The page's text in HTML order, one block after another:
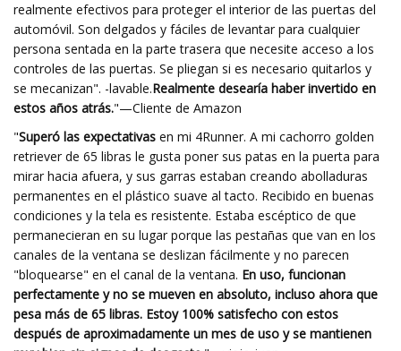
realmente efectivos para proteger el interior de las puertas del
automóvil. Son delgados y fáciles de levantar para cualquier
persona sentada en la parte trasera que necesite acceso a los
controles de las puertas. Se pliegan si es necesario quitarlos y
se mecanizan". -lavable.Realmente desearía haber invertido en
estos años atrás."—Cliente de Amazon
"Superó las expectativas en mi 4Runner. A mi cachorro golden
retriever de 65 libras le gusta poner sus patas en la puerta para
mirar hacia afuera, y sus garras estaban creando abolladuras
permanentes en el plástico suave al tacto. Recibido en buenas
condiciones y la tela es resistente. Estaba escéptico de que
permanecieran en su lugar porque las pestañas que van en los
canales de la ventana se deslizan fácilmente y no parecen
"bloquearse" en el canal de la ventana. En uso, funcionan
perfectamente y no se mueven en absoluto, incluso ahora que
pesa más de 65 libras. Estoy 100% satisfecho con estos
después de aproximadamente un mes de uso y se mantienen